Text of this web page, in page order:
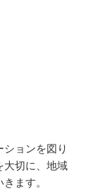
ョンを図り
大切に、地域
ます。